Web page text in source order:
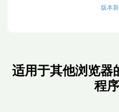
版本
适用于其他浏览
程序